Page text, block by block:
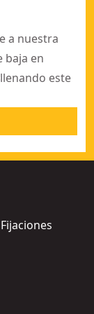
a nuestra
baja en
este